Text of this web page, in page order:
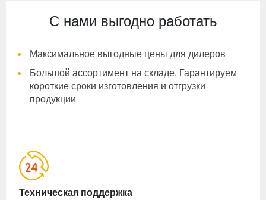
С нами выгодно работать
Максимальное выгодные цены для дилеров
Большой ассортимент на складе. Гарантируем
короткие сроки изготовления и отгрузки
продукции
Техническая поддержка